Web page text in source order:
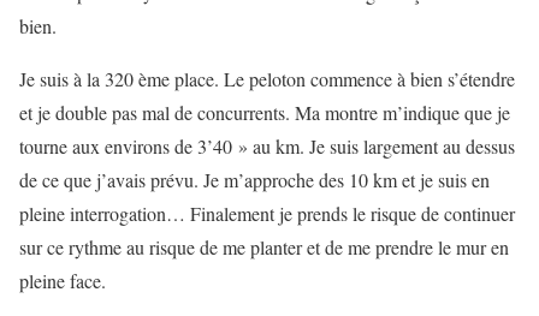
bien.
Je suis à la 320 ème place. Le peloton commence à bien s’étendre
et je double pas mal de concurrents. Ma montre m’indique que je
tourne aux environs de 3’40 » au km. Je suis largement au dessus
de ce que j’avais prévu. Je m’approche des 10 km et je suis en
pleine interrogation… Finalement je prends le risque de continuer
sur ce rythme au risque de me planter et de me prendre le mur en
pleine face.